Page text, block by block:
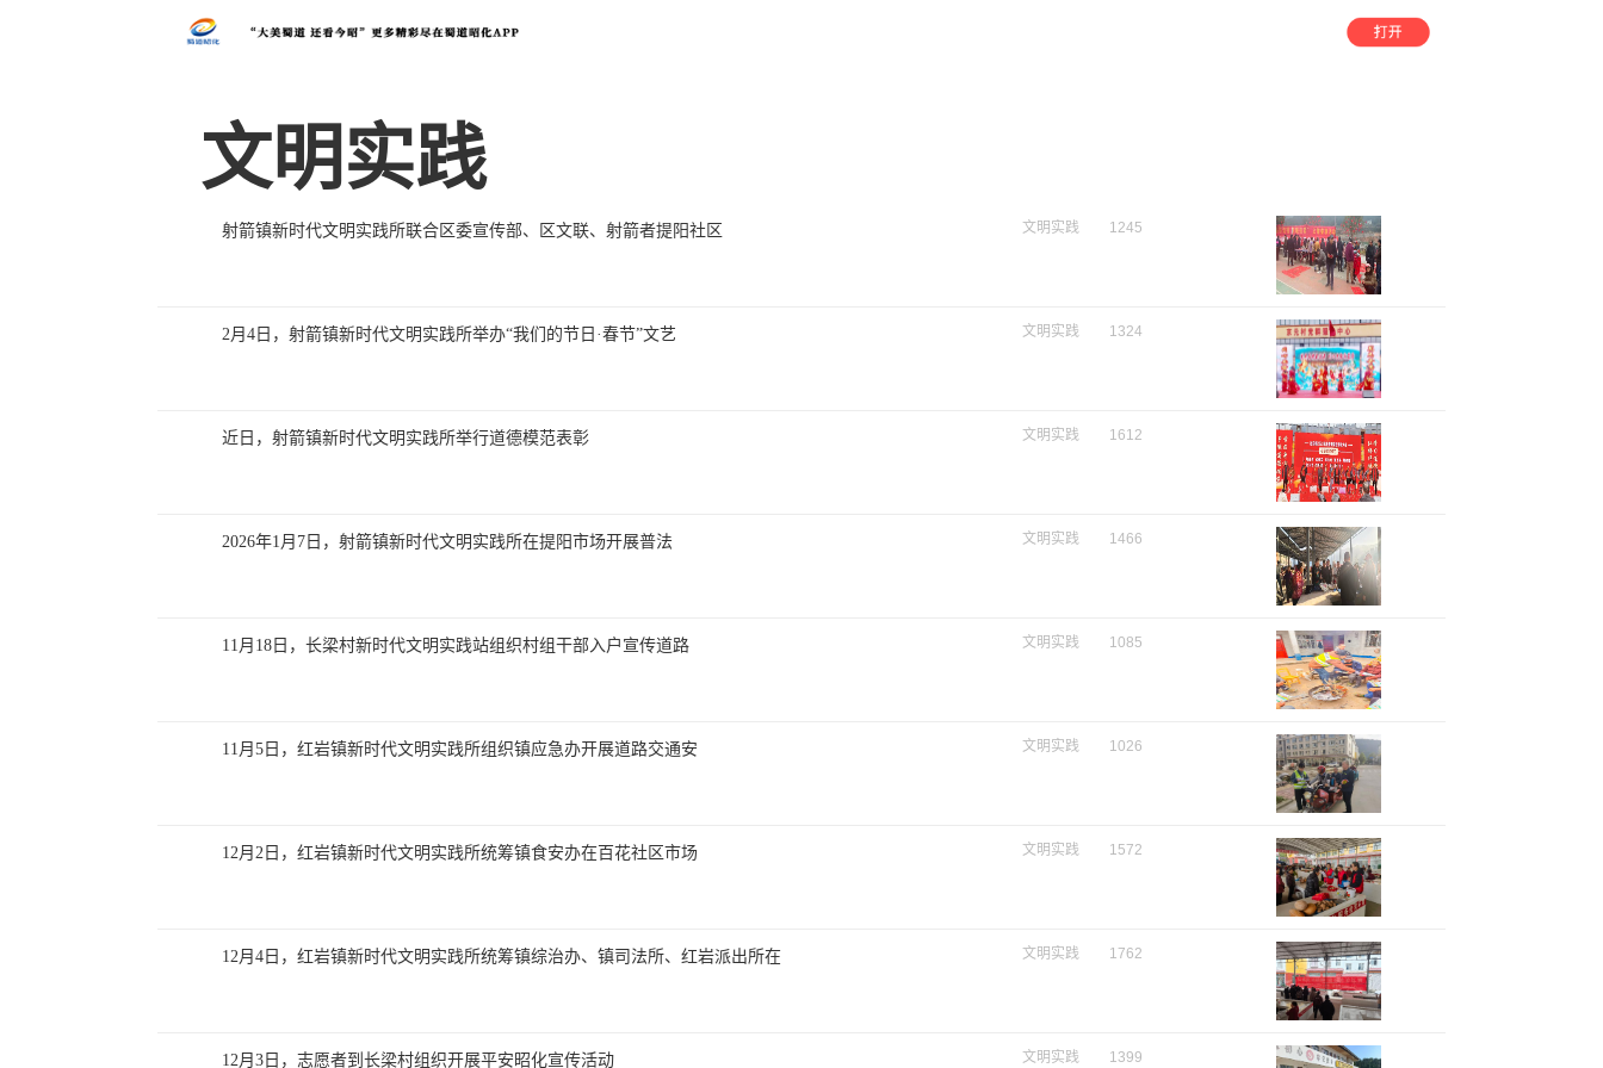
文明实践
射箭镇新时代文明实践所联合区委宣传部、区文联、射箭者提阳社区 文明实践 1245
2月4日，射箭镇新时代文明实践所举办“我们的节日·春节”文艺 文明实践 1324
近日，射箭镇新时代文明实践所举行道德模范表彰 文明实践 1612
2026年1月7日，射箭镇新时代文明实践所在提阳市场开展普法 文明实践 1466
11月18日，长梁村新时代文明实践站组织村组干部入户宣传道路 文明实践 1085
11月5日，红岩镇新时代文明实践所组织镇应急办开展道路交通安 文明实践 1026
12月2日，红岩镇新时代文明实践所统筹镇食安办在百花社区市场 文明实践 1572
12月4日，红岩镇新时代文明实践所统筹镇综治办、镇司法所、红岩派出所在 文明实践 1762
12月3日，志愿者到长梁村组织开展平安昭化宣传活动 文明实践 1399